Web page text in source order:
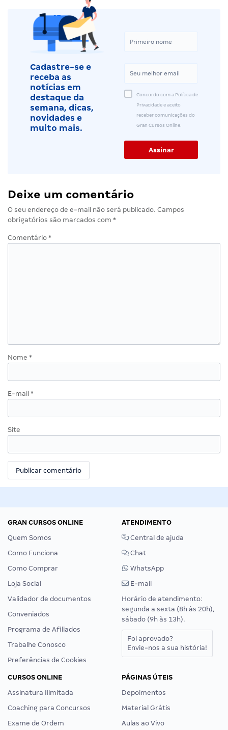
Cadastre-se e
receba as
notícias em
destaque da
semana, dicas,
novidades e
muito mais.
Concordo com a Política de
Privacidade e aceito
receber comunicações do
Gran Cursos Online.
Deixe um comentário
O seu endereço de e-mail não será publicado. Campos
obrigatórios são marcados com *
Comentário *
Nome *
E-mail *
Site
GRAN CURSOS ONLINE
Quem Somos
Como Funciona
Como Comprar
Loja Social
Validador de documentos
Conveniados
Programa de Afiliados
Trabalhe Conosco
Preferências de Cookies
ATENDIMENTO
Central de ajuda
Chat
WhatsApp
E-mail
Horário de atendimento:
segunda a sexta (8h às 20h),
sábado (9h às 13h).
Foi aprovado?
Envie-nos a sua história!
CURSOS ONLINE
Assinatura Ilimitada
Coaching para Concursos
Exame de Ordem
PÁGINAS ÚTEIS
Depoimentos
Material Grátis
Aulas ao Vivo